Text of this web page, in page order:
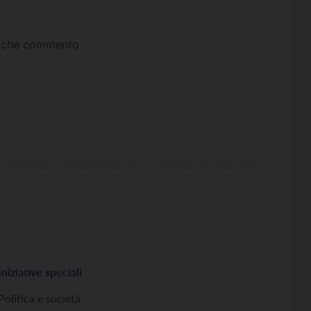
commento.
Iniziative speciali
Politica e società